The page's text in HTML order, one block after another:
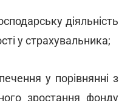
діяльність
у страхувальника;
у порівнянні з
зростання фонду